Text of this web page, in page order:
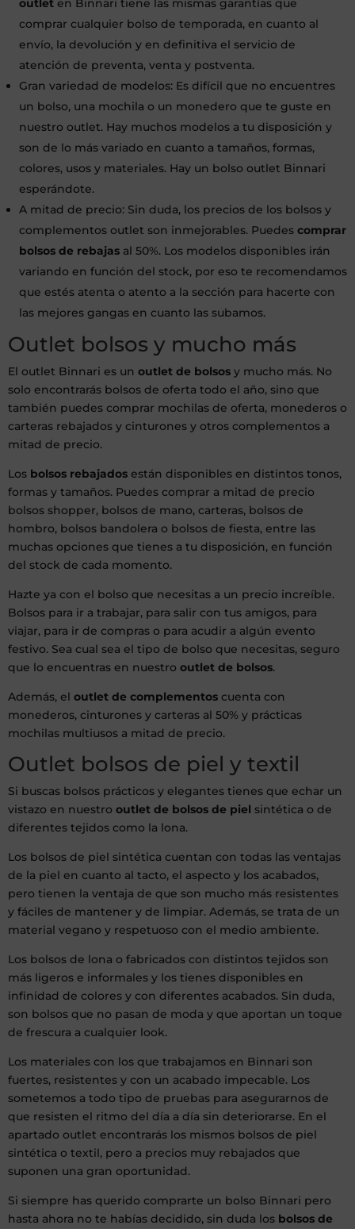
outlet en Binnari tiene las mismas garantías que
comprar cualquier bolso de temporada, en cuanto al
envío, la devolución y en definitiva el servicio de
atención de preventa, venta y postventa.
Gran variedad de modelos: Es difícil que no encuentres
un bolso, una mochila o un monedero que te guste en
nuestro outlet. Hay muchos modelos a tu disposición y
son de lo más variado en cuanto a tamaños, formas,
colores, usos y materiales. Hay un bolso outlet Binnari
esperándote.
A mitad de precio: Sin duda, los precios de los bolsos y
complementos outlet son inmejorables. Puedes comprar
bolsos de rebajas al 50%. Los modelos disponibles irán
variando en función del stock, por eso te recomendamos
que estés atenta o atento a la sección para hacerte con
las mejores gangas en cuanto las subamos.
Outlet bolsos y mucho más
El outlet Binnari es un outlet de bolsos y mucho más. No
solo encontrarás bolsos de oferta todo el año, sino que
también puedes comprar mochilas de oferta, monederos o
carteras rebajados y cinturones y otros complementos a
mitad de precio.
Los bolsos rebajados están disponibles en distintos tonos,
formas y tamaños. Puedes comprar a mitad de precio
bolsos shopper, bolsos de mano, carteras, bolsos de
hombro, bolsos bandolera o bolsos de fiesta, entre las
muchas opciones que tienes a tu disposición, en función
del stock de cada momento.
Hazte ya con el bolso que necesitas a un precio increíble.
Bolsos para ir a trabajar, para salir con tus amigos, para
viajar, para ir de compras o para acudir a algún evento
festivo. Sea cual sea el tipo de bolso que necesitas, seguro
que lo encuentras en nuestro outlet de bolsos.
Además, el outlet de complementos cuenta con
monederos, cinturones y carteras al 50% y prácticas
mochilas multiusos a mitad de precio.
Outlet bolsos de piel y textil
Si buscas bolsos prácticos y elegantes tienes que echar un
vistazo en nuestro outlet de bolsos de piel sintética o de
diferentes tejidos como la lona.
Los bolsos de piel sintética cuentan con todas las ventajas
de la piel en cuanto al tacto, el aspecto y los acabados,
pero tienen la ventaja de que son mucho más resistentes
y fáciles de mantener y de limpiar. Además, se trata de un
material vegano y respetuoso con el medio ambiente.
Los bolsos de lona o fabricados con distintos tejidos son
más ligeros e informales y los tienes disponibles en
infinidad de colores y con diferentes acabados. Sin duda,
son bolsos que no pasan de moda y que aportan un toque
de frescura a cualquier look.
Los materiales con los que trabajamos en Binnari son
fuertes, resistentes y con un acabado impecable. Los
sometemos a todo tipo de pruebas para asegurarnos de
que resisten el ritmo del día a día sin deteriorarse. En el
apartado outlet encontrarás los mismos bolsos de piel
sintética o textil, pero a precios muy rebajados que
suponen una gran oportunidad.
Si siempre has querido comprarte un bolso Binnari pero
hasta ahora no te habías decidido, sin duda los bolsos de